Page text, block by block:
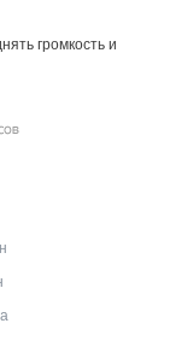
громкость и